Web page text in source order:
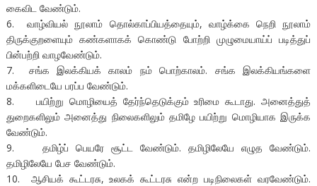
கைவிட வேண்டும்.
6. வாழ்வியல் நூலாம் தொல்காப்பியத்தையும், வாழ்க்கை நெறி நூலாம்
திருக்குறளையும் கண்களாகக் கொண்டு போற்றி முழுமையாய்ப் படித்துப்
பின்பற்றி வாழவேண்டும்.
7. சங்க இலக்கியக் காலம் நம் பொற்காலம். சங்க இலக்கியங்களை
மக்களிடையே பரப்ப வேண்டும்.
8. பயிற்று மொழியைத் தேர்ந்தெடுக்கும் உரிமை கூடாது. அனைத்துத்
துறைகளிலும் அனைத்து நிலைகளிலும் தமிழே பயிற்று மொழியாக இருக்க
வேண்டும்.
9. தமிழ்ப் பெயரே சூட்ட வேண்டும். தமிழிலேயே எழுத வேண்டும்.
தமிழிலேயே பேச வேண்டும்.
10. ஆசியக் கூட்டரசு, உலகக் கூட்டரசு என்ற படிநிலைகள் வரவேண்டும்.